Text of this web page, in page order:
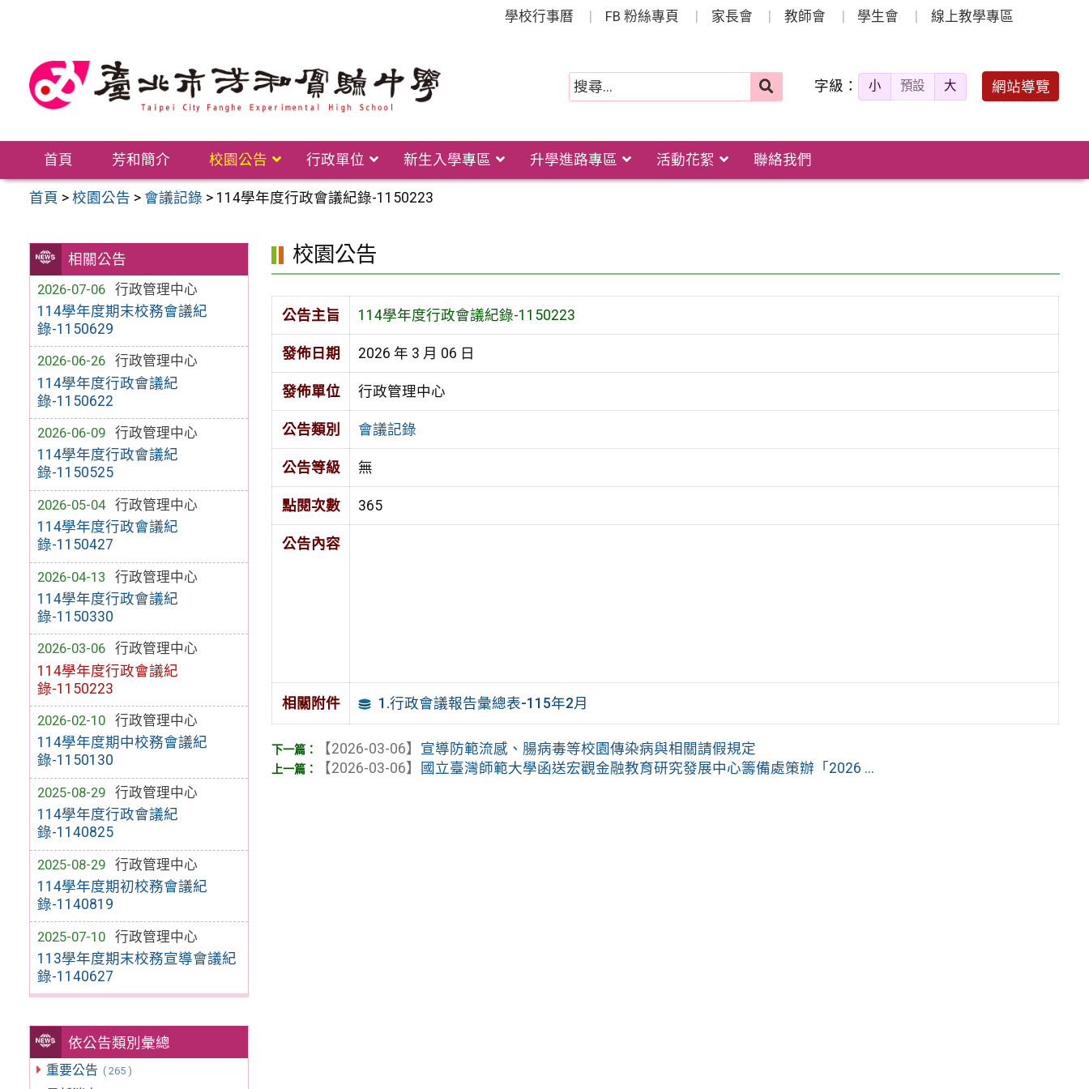
學校行事曆 FB 粉絲專頁 家長會 教師會 學生會 線上教學專區
字級： 小 預設 大 網站導覽
首頁 芳和簡介 校園公告 行政單位 新生入學專區 升學進路專區 活動花絮 聯絡我們
首頁 >校園公告 > 會議記錄 > 114學年度行政會議紀錄-1150223
相關公告
2026-07-06
行政管理中心
114學年度期末校務會議紀
錄-1150629
2026-06-26
行政管理中心
114學年度行政會議紀
錄-1150622
2026-06-09
行政管理中心
114學年度行政會議紀
錄-1150525
2026-05-04
行政管理中心
114學年度行政會議紀
錄-1150427
2026-04-13
行政管理中心
114學年度行政會議紀
錄-1150330
2026-03-06
行政管理中心
114學年度行政會議紀
錄-1150223
2026-02-10
行政管理中心
114學年度期中校務會議紀
錄-1150130
2025-08-29
行政管理中心
114學年度行政會議紀
錄-1140825
2025-08-29
行政管理中心
114學年度期初校務會議紀
錄-1140819
2025-07-10
行政管理中心
113學年度期末校務宣導會議紀
錄-1140627
依公告類別彙總
重要公告 ( 265 )
校園公告
公告主旨 114學年度行政會議紀錄-1150223
發佈日期 2026 年 3 月 06 日
發佈單位 行政管理中心
公告類別 會議記錄
公告等級 無
點閱次數 365
公告內容
相關附件 1.行政會議報告彙總表-115年2月
【2026-03-06】 宣導防範流感、腸病毒等校園傳染病與相關請假規定
【2026-03-06】 國立臺灣師範大學函送宏觀金融教育研究發展中心籌備處策辦「2026 ...